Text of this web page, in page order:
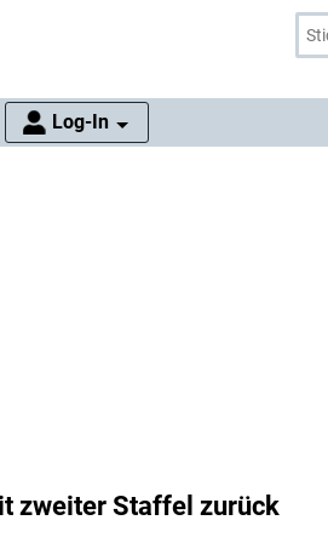
Log-In
zweiter Staffel zurück